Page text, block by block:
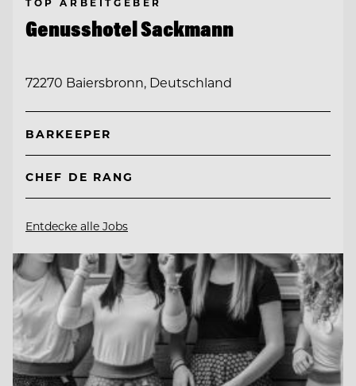
Genusshotel Sackmann
72270 Baiersbronn, Deutschland
BARKEEPER
CHEF DE RANG
Entdecke alle Jobs